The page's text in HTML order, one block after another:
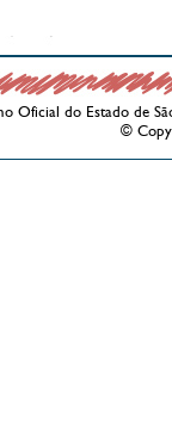
Oficial do Estado de
©